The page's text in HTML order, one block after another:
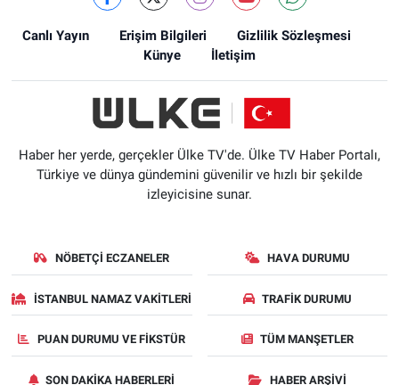
Canlı Yayın Erişim Bilgileri
Gizlilik Sözleşmesi
Künye
İletişim
Haber her yerde, gerçekler Ülke TV'de. Ülke TV Haber Portalı,
Türkiye ve dünya gündemini güvenilir ve hızlı bir şekilde
izleyicisine sunar.
NÖBETÇI ECZANELER HAVA DURUMU
İSTANBUL NAMAZ VAKITLERI TRAFIK DURUMU
PUAN DURUMU VE FIKSTÜR TÜM MANŞETLER
SON DAKIKA HABERLERI HABER ARŞIVI